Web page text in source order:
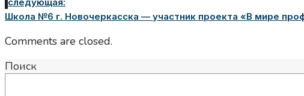
следующая:
Школа №6 г. Новочеркасска — участник проекта «В мире
Comments are closed.
Поиск